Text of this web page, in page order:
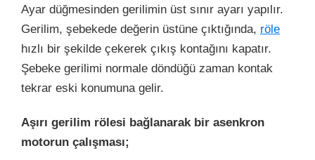
Ayar düğmesinden gerilimin üst sınır ayarı yapılır.
Gerilim, şebekede değerin üstüne çıktığında, röle
hızlı bir şekilde çekerek çıkış kontağını kapatır.
Şebeke gerilimi normale döndüğü zaman kontak
tekrar eski konumuna gelir.
Aşırı gerilim rölesi bağlanarak bir asenkron
motorun çalışması;